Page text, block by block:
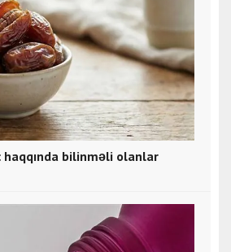
haqqında bilinməli olanlar